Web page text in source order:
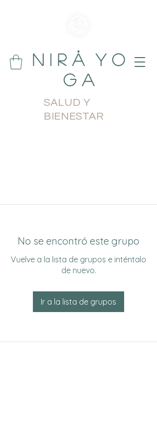
N i r å Y o
g a
SALUD Y
BIENESTAR
No se encontró este grupo
Vuelve a la lista de grupos e inténtalo
de nuevo.
Ir a la lista de grupos